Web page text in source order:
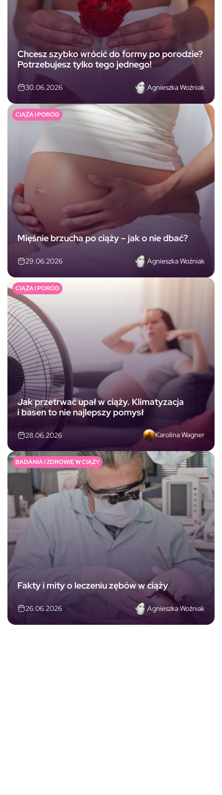
Chcesz szybko wrócić do formy po porodzie?
Potrzebujesz tylko tego jednego!
30.06.2026 Agnieszka Woźniak
Mięśnie brzucha po ciąży – jak o nie dbać?
29.06.2026 Agnieszka Woźniak
CIĄŻA I PORÓD
Jak przetrwać upał w ciąży. Klimatyzacja
i basen to nie najlepszy pomysł
28.06.2026 Karolina Wagner
CIĄŻA I PORÓD
Fakty i mity o leczeniu zębów w ciąży
26.06.2026 Agnieszka Woźniak
BADANIA I ZDROWIE W CIĄŻY